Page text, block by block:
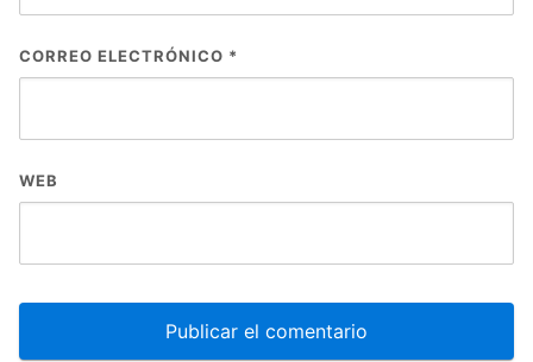
CORREO ELECTRÓNICO *
WEB